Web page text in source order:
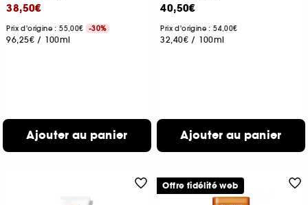
38,50€
Prix d'origine : 55,00€ -30%
96,25€ / 100ml
Ajouter au panier
40,50€
Prix d'origine : 54,00€
32,40€ / 100ml
Ajouter au panier
Offre fidélité web